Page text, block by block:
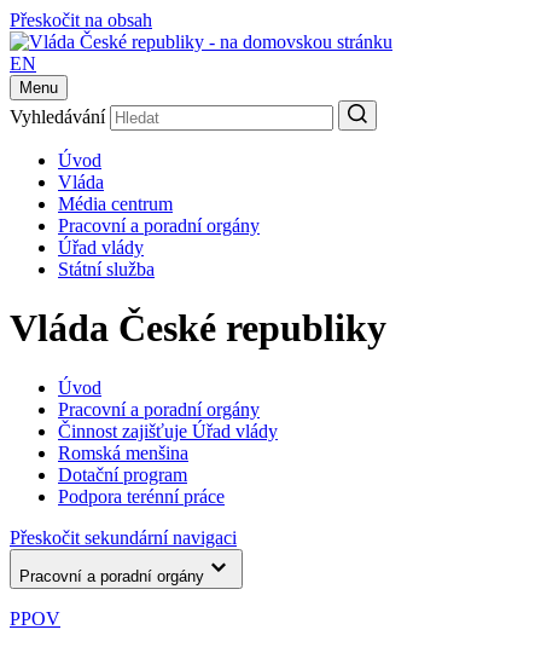
Přeskočit na obsah
EN
Menu
Vyhledávání
Úvod
Vláda
Média centrum
Pracovní a poradní orgány
Úřad vlády
Státní služba
Vláda České republiky
Úvod
Pracovní a poradní orgány
Činnost zajišťuje Úřad vlády
Romská menšina
Dotační program
Podpora terénní práce
Přeskočit sekundární navigaci
Pracovní a poradní orgány
PPOV